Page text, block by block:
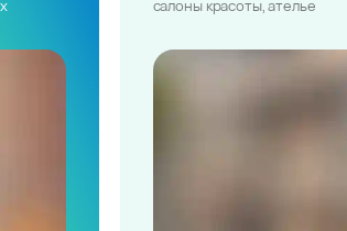
салоны красоты, ателье